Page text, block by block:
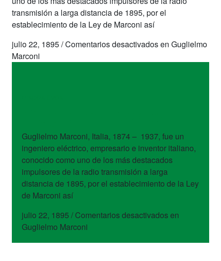
transmisión a larga distancia de 1895, por el
establecimiento de la Ley de Marconi así
julio 22, 1895/Comentarios desactivadosen Guglielmo
Marconi
Guglielmo Marconi, Italia, 1874 – 1937, fue un
ingeniero eléctrico, empresario e inventor italiano,
conocido como uno de los más destacados
impulsores de la radio transmisión a larga
distancia de 1895, por el establecimiento de la Ley
de Marconi así
julio 22, 1895 / Comentarios desactivadosen
Guglielmo Marconi